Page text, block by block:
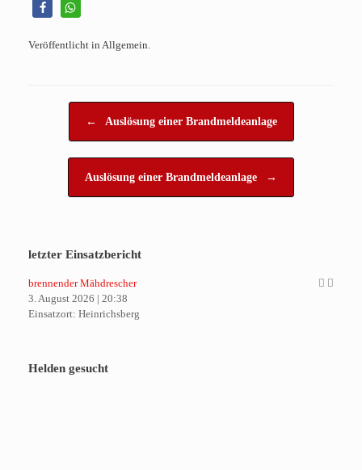
Veröffentlicht in Allgemein.
←
Auslösung einer Brandmeldeanlage
Auslösung einer Brandmeldeanlage →
letzter Einsatzbericht
brennender Mähdrescher
3. August 2026 | 20:38
Einsatzort: Heinrichsberg
Helden gesucht